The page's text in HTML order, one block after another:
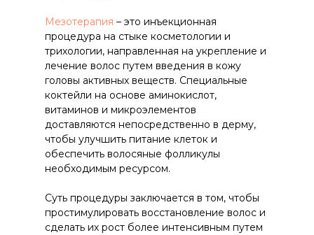
Мезотерапия – это инъекционная
процедура на стыке косметологии и
трихологии, направленная на укрепление и
лечение волос путем введения в кожу
головы активных веществ. Специальные
коктейли на основе аминокислот,
витаминов и микроэлементов
доставляются непосредственно в дерму,
чтобы улучшить питание клеток и
обеспечить волосяные фолликулы
необходимым ресурсом.
Суть процедуры заключается в том, чтобы
простимулировать восстановление волос и
сделать их рост более интенсивным путем